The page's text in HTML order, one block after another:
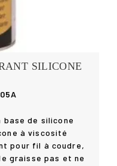
SILICONE
de silicone
à viscosité
pour fil à coudre,
graisse pas et ne